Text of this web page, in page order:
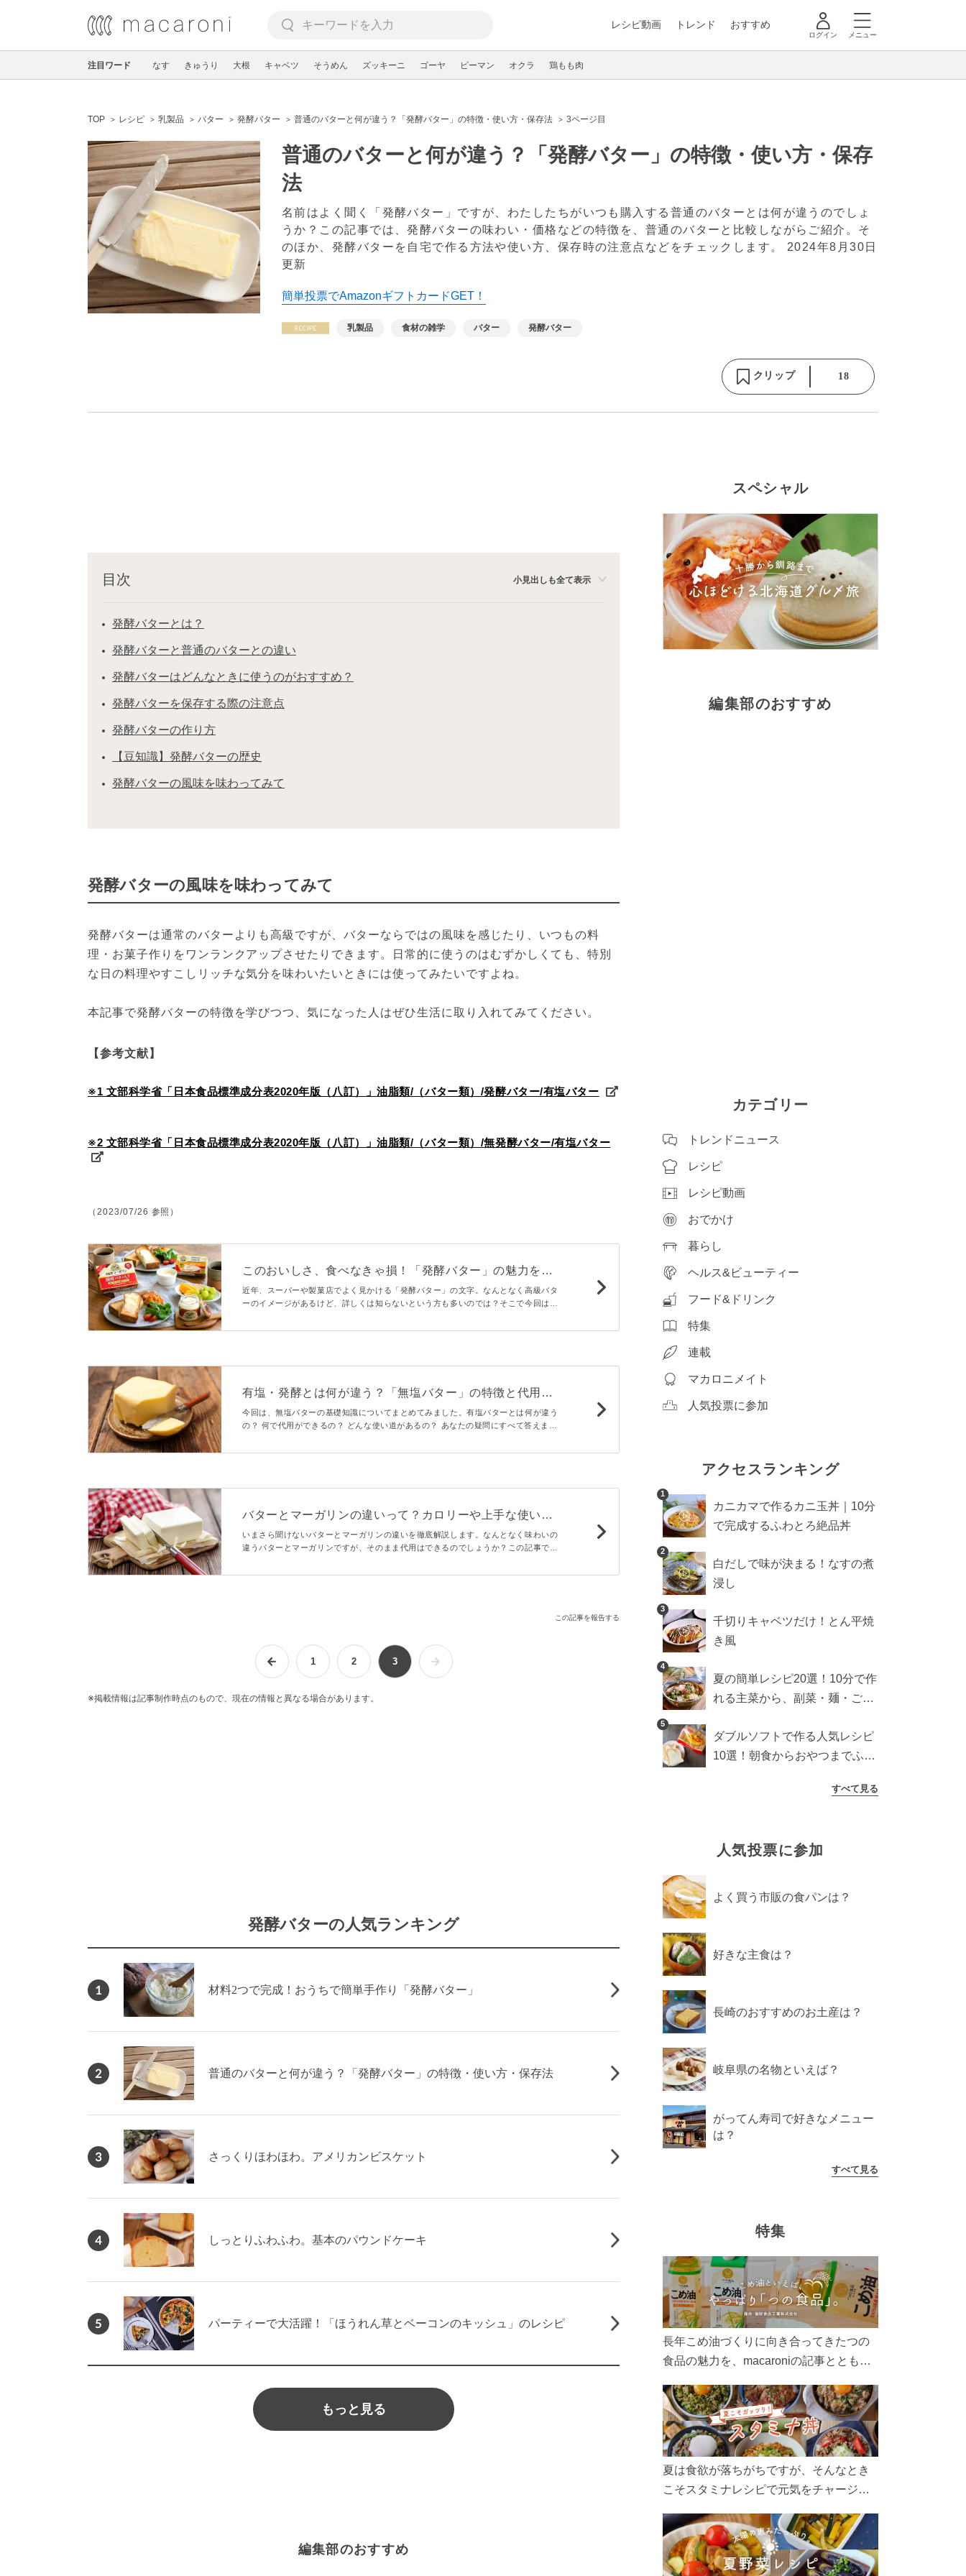
レシピ動画 トレンド おすすめ
ログイン メニュー
注目ワード なす きゅうり 大根 キャベツ そうめん ズッキーニ ゴーヤ ピーマン オクラ 鶏もも肉
TOP レシピ 乳製品 バター 発酵バター 普通のバターと何が違う？「発酵バター」の特徴・使い方・保存法 3ページ目
普通のバターと何が違う？「発酵バター」の特徴・使い方・保存
法
名前はよく聞く「発酵バター」ですが、わたしたちがいつも購入する普通のバターとは何が違うのでしょ
うか？この記事では、発酵バターの味わい・価格などの特徴を、普通のバターと比較しながらご紹介。そ
のほか、発酵バターを自宅で作る方法や使い方、保存時の注意点などをチェックします。 2024年8月30日
更新
簡単投票でAmazonギフトカードGET！
乳製品 食材の雑学 バター 発酵バター
クリップ 18
目次 小見出しも全て表示
発酵バターとは？
発酵バターと普通のバターとの違い
発酵バターはどんなときに使うのがおすすめ？
発酵バターを保存する際の注意点
発酵バターの作り方
【豆知識】発酵バターの歴史
発酵バターの風味を味わってみて
発酵バターの風味を味わってみて
発酵バターは通常のバターよりも高級ですが、バターならではの風味を感じたり、いつもの料
理・お菓子作りをワンランクアップさせたりできます。日常的に使うのはむずかしくても、特別
な日の料理やすこしリッチな気分を味わいたいときには使ってみたいですよね。
本記事で発酵バターの特徴を学びつつ、気になった人はぜひ生活に取り入れてみてください。
【参考文献】
※1 文部科学省「日本食品標準成分表2020年版（八訂）」油脂類/（バター類）/発酵バター/有塩バター
※2 文部科学省「日本食品標準成分表2020年版（八訂）」油脂類/（バター類）/無発酵バター/有塩バター
（2023/07/26 参照）
このおいしさ、食べなきゃ損！「発酵バター」の魅力を編
集部員が実食レポート
近年、スーパーや製菓店でよく見かける「発酵バター」の文字。なんとなく高級バタ
ーのイメージがあるけど、詳しくは知らないという方も多いのでは？そこで今回は、
との違いや、おいしい食べ方をレポートしました！
有塩・発酵とは何が違う？「無塩バター」の特徴と代用品
について
今回は、無塩バターの基礎知識についてまとめてみました。有塩バターとは何が違う
の？ 何で代用ができるの？ どんな使い道があるの？ あなたの疑問にすべて答えま
バターとマーガリンの違いって？カロリーや上手な使い方
も解説！
いまさら聞けないバターとマーガリンの違いを徹底解説します。なんとなく味わいの
違うバターとマーガリンですが、そのまま代用はできるのでしょうか？この記事で
要チェックですよ。
この記事を報告する
1 2 3
※掲載情報は記事制作時点のもので、現在の情報と異なる場合があります。
発酵バターの人気ランキング
1 材料2つで完成！おうちで簡単手作り「発酵バター」
2 普通のバターと何が違う？「発酵バター」の特徴・使い方・保存法
3 さっくりほわほわ。アメリカンビスケット
4 しっとりふわふわ。基本のパウンドケーキ
5 パーティーで大活躍！「ほうれん草とベーコンのキッシュ」のレシピ
もっと見る
編集部のおすすめ
スペシャル
編集部のおすすめ
カテゴリー
トレンドニュース
レシピ
レシピ動画
おでかけ
暮らし
ヘルス&ビューティー
フード&ドリンク
特集
連載
マカロニメイト
人気投票に参加
アクセスランキング
1
カニカマで作るカニ玉丼｜10分
で完成するふわとろ絶品丼
2
白だしで味が決まる！なすの煮
浸し
3
千切りキャベツだけ！とん平焼
き風
4
夏の簡単レシピ20選！10分で作
れる主菜から、副菜・麺・ごは
5
ダブルソフトで作る人気レシピ
10選！朝食からおやつまでふん
すべて見る
人気投票に参加
よく買う市販の食パンは？
好きな主食は？
長崎のおすすめのお土産は？
岐阜県の名物といえば？
がってん寿司で好きなメニュー
は？
すべて見る
特集
長年こめ油づくりに向き合ってきたつの
食品の魅力を、macaroniの記事とともに
ん、製造現場や品質へのこだわりまで。
こめ油をもっと好きになるコンテンツを
ぜひお楽しみください。
夏は食欲が落ちがちですが、そんなとき
こそスタミナレシピで元気をチャージ！
リ食べて、夏バテを吹き飛ばしましょ
う！